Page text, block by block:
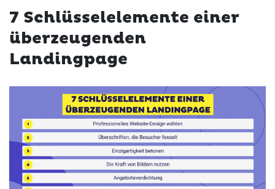
7 Schlüsselelemente einer
überzeugenden
Landingpage